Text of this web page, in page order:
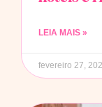
LEIA MAIS »
fevereiro 27,